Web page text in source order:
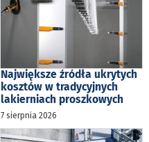
Największe źródła ukrytych
kosztów w tradycyjnych
lakierniach proszkowych
7 sierpnia 2026